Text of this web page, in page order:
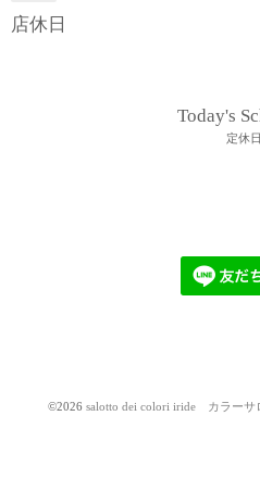
店休日
Today's
定休日
©2026 salotto dei colori iride カラーサ